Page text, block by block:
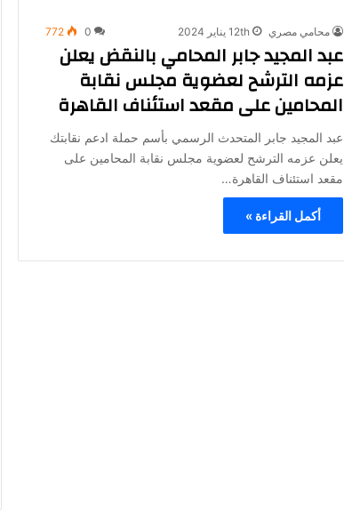
محامي مصري 12th يناير 2024 0
772
عبد المجيد جابر المحامي بالنقض يعلن
عزمه الترشح لعضوية مجلس نقابة
المحامين على مقعد استئناف القاهرة
عبد المجيد جابر المتحدث الرسمي بأسم حملة ادعم نقابتك
يعلن عزمه الترشح لعضوية مجلس نقابة المحامين على
مقعد استئناف القاهرة…
أكمل القراءة »